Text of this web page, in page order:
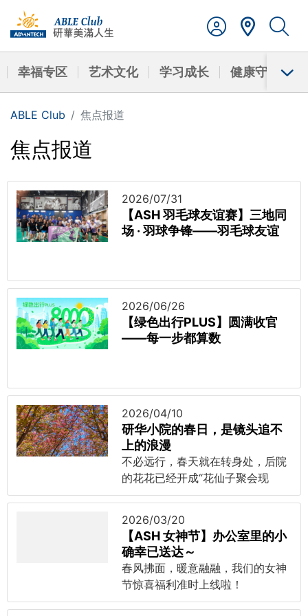
幸福专区 艺术文化 学习成长 健康守护
ABLE Club 焦点报道
焦点报道
2026/07/31
【ASH 羽毛球友谊赛】三地同
场 · 羽球争锋——羽毛球友谊
2026/06/26
【绿色出行PLUS】圆满收官
——每一步都算数
2026/04/10
研华小院的春日，是镜头追不
上的浪漫
不必远行，春天就在转身处，后院
的花花已经开成“花仙子聚会现
场”啦~
2026/03/20
【ASH 女神节】办公室里的小
确幸已送达～
春风拂面，暖意融融，我们的女神
节惊喜福利准时上线啦！